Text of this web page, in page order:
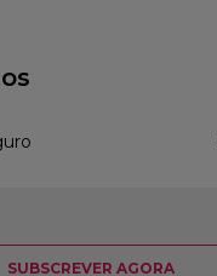
SUBSCREVER AGORA